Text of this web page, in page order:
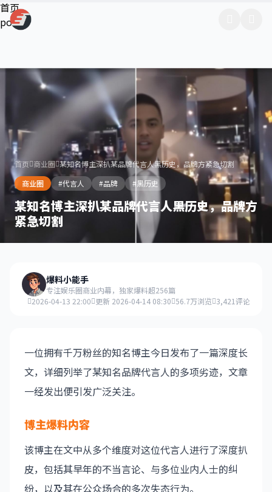
跳过导航
首页
post
首页 商业圈 某知名博主深扒某品牌代言人黑历史，品牌方紧急切割
商业圈
#代言人 #品牌 #黑历史
某知名博主深扒某品牌代言人黑历史，品牌方
紧急切割
爆料小能手
专注娱乐圈商业内幕，独家爆料超256篇
2026-04-13 22:00 更新 2026-04-14 08:30 56.7万浏览 3,421评论
一位拥有千万粉丝的知名博主今日发布了一篇深度长
文，详细列举了某知名品牌代言人的多项劣迹，文章
一经发出便引发广泛关注。
博主爆料内容
该博主在文中从多个维度对这位代言人进行了深度扒
皮，包括其早年的不当言论、与多位业内人士的纠
纷，以及其在公众场合的多次失态行为。